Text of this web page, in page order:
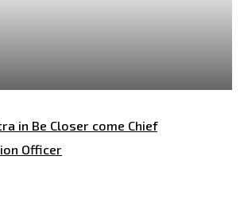
in Be Closer come Chief
Officer